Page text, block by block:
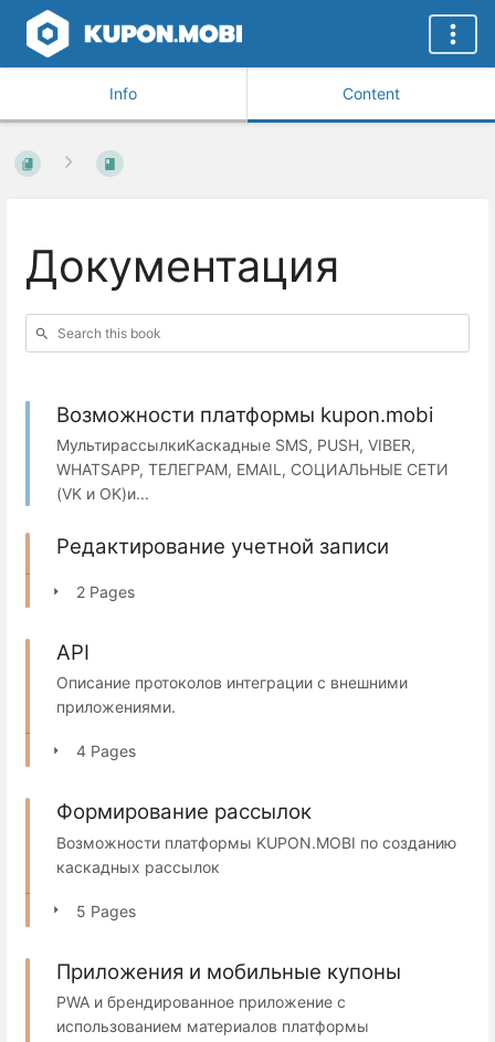
Info Content
Документация
Возможности платформы kupon.mobi
МультирассылкиКаскадные SMS, PUSH, VIBER,
WHATSAPP, ТЕЛЕГРАМ, EMAIL, СОЦИАЛЬНЫЕ СЕТИ
(VK и OK)и...
Редактирование учетной записи
2 Pages
API
Описание протоколов интеграции с внешними
приложениями.
4 Pages
Формирование рассылок
Возможности платформы KUPON.MOBI по созданию
каскадных рассылок
5 Pages
Приложения и мобильные купоны
PWA и брендированное приложение с
использованием материалов платформы